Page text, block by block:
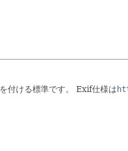
付ける標準です。 Exif仕様は